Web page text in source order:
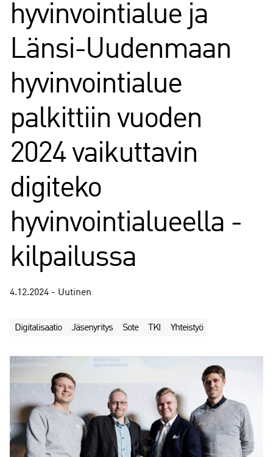
hyvinvointialue ja
Länsi-Uudenmaan
hyvinvointialue
palkittiin vuoden
2024 vaikuttavin
digiteko
hyvinvointialueella -
kilpailussa
4.12.2024 - Uutinen
Digitalisaatio Jäsenyritys Sote TKI Yhteistyö